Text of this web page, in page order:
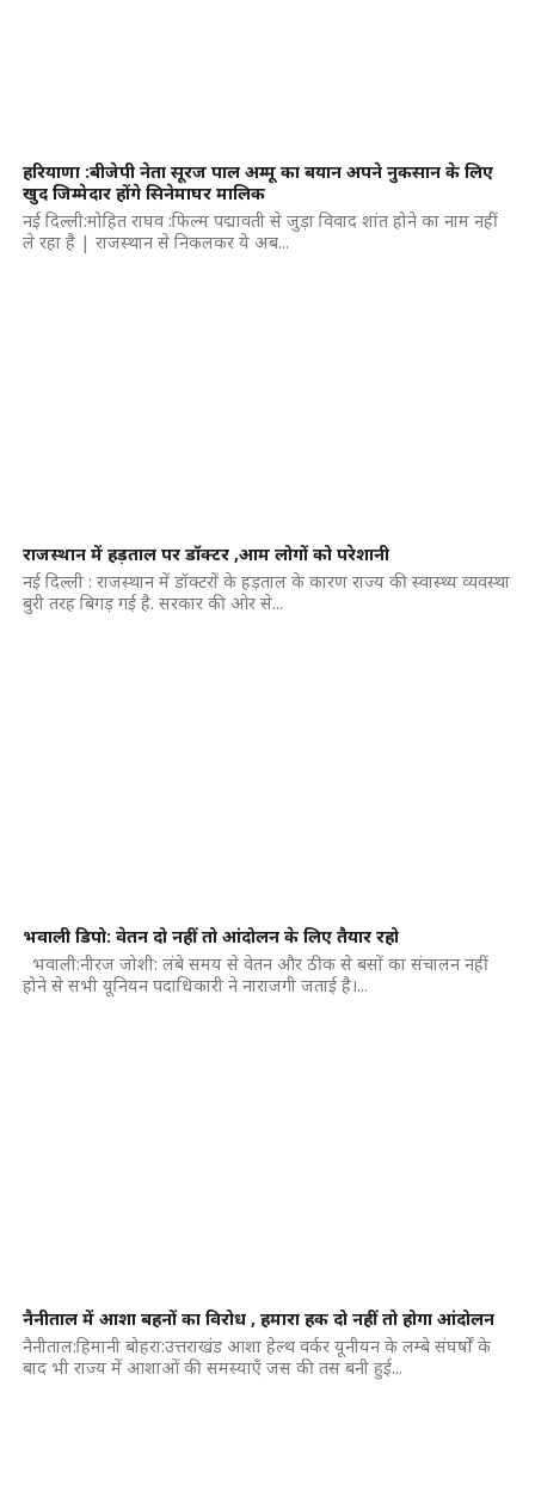
हरियाणा :बीजेपी नेता सूरज पाल अम्मू का बयान अपने नुकसान के लिए
खुद जिम्मेदार होंगे सिनेमाघर मालिक
नई दिल्ली:मोहित राघव :फिल्म पद्मावती से जुड़ा विवाद शांत होने का नाम नहीं
ले रहा है | राजस्थान से निकलकर ये अब...
राजस्थान में हड़ताल पर डॉक्टर ,आम लोगों को परेशानी
नई दिल्ली : राजस्थान में डॉक्टरों के हड़ताल के कारण राज्य की स्वास्थ्य व्यवस्था
बुरी तरह बिगड़ गई है. सरकार की ओर से...
भवाली डिपो: वेतन दो नहीं तो आंदोलन के लिए तैयार रहो
भवाली:नीरज जोशी: लंबे समय से वेतन और ठीक से बसों का संचालन नहीं
होने से सभी यूनियन पदाधिकारी ने नाराजगी जताई है।...
नैनीताल में आशा बहनों का विरोध , हमारा हक दो नहीं तो होगा आंदोलन
नैनीताल:हिमानी बोहरा:उत्तराखंड आशा हेल्थ वर्कर यूनीयन के लम्बे संघर्षों के
बाद भी राज्य में आशाओं की समस्याएँ जस की तस बनी हुई...